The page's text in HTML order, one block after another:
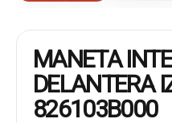
MANETA
DELANTERA
826103B000